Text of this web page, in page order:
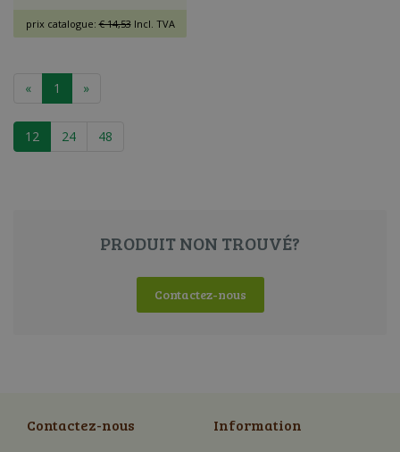
prix catalogue:€ 14,53Incl. TVA
« 1 »
12 24 48
PRODUIT NON TROUVÉ?
Contactez-nous
Contactez-nous Information